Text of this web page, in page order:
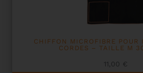
CHIFFON MICROFIBRE POUR
CORDES – TAILLE M
11,00 €